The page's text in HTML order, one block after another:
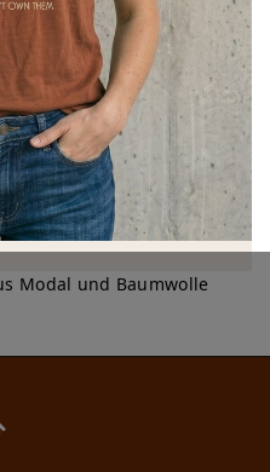
Modal und Baumwolle